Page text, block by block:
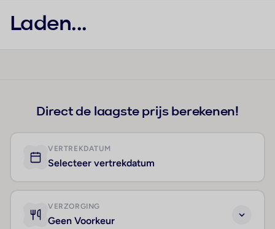
Laden...
Direct de laagste prijs berekenen!
VERTREKDATUM
Selecteer vertrekdatum
VERZORGING
Geen Voorkeur